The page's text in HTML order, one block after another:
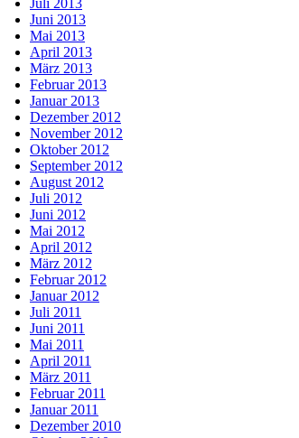
Juli 2013
Juni 2013
Mai 2013
April 2013
März 2013
Februar 2013
Januar 2013
Dezember 2012
November 2012
Oktober 2012
September 2012
August 2012
Juli 2012
Juni 2012
Mai 2012
April 2012
März 2012
Februar 2012
Januar 2012
Juli 2011
Juni 2011
Mai 2011
April 2011
März 2011
Februar 2011
Januar 2011
Dezember 2010